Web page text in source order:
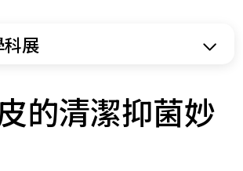
科展
的清潔抑菌妙